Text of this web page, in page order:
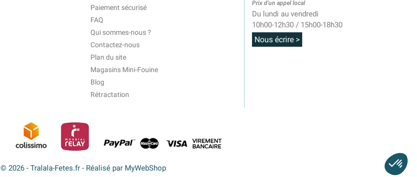
Paiement sécurisé
FAQ
Qui sommes-nous ?
Contactez-nous
Plan du site
Magasins Mini-Fouine
Blog
Rétractation
Prix d'un appel local
Du lundi au vendredi
10h00-12h30 / 15h00-18h30
Nous écrire >
© 2026 - Tralala-Fetes.fr - Réalisé par MyWebShop